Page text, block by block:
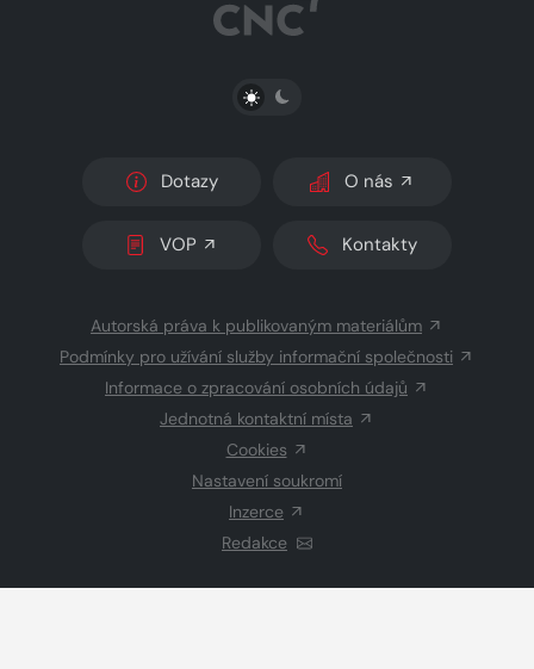
PŘEPNOUT SVĚTLÝ/TMAVÝ REŽIM
Dotazy O nás
VOP Kontakty
Autorská práva k publikovaným materiálům
Podmínky pro užívání služby informační společnosti
Informace o zpracování osobních údajů
Jednotná kontaktní místa
Cookies
Nastavení soukromí
Inzerce
Redakce